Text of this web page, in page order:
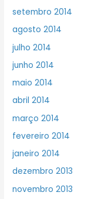
setembro 2014
agosto 2014
julho 2014
junho 2014
maio 2014
abril 2014
março 2014
fevereiro 2014
janeiro 2014
dezembro 2013
novembro 2013